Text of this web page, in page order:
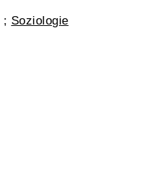
; Soziologie